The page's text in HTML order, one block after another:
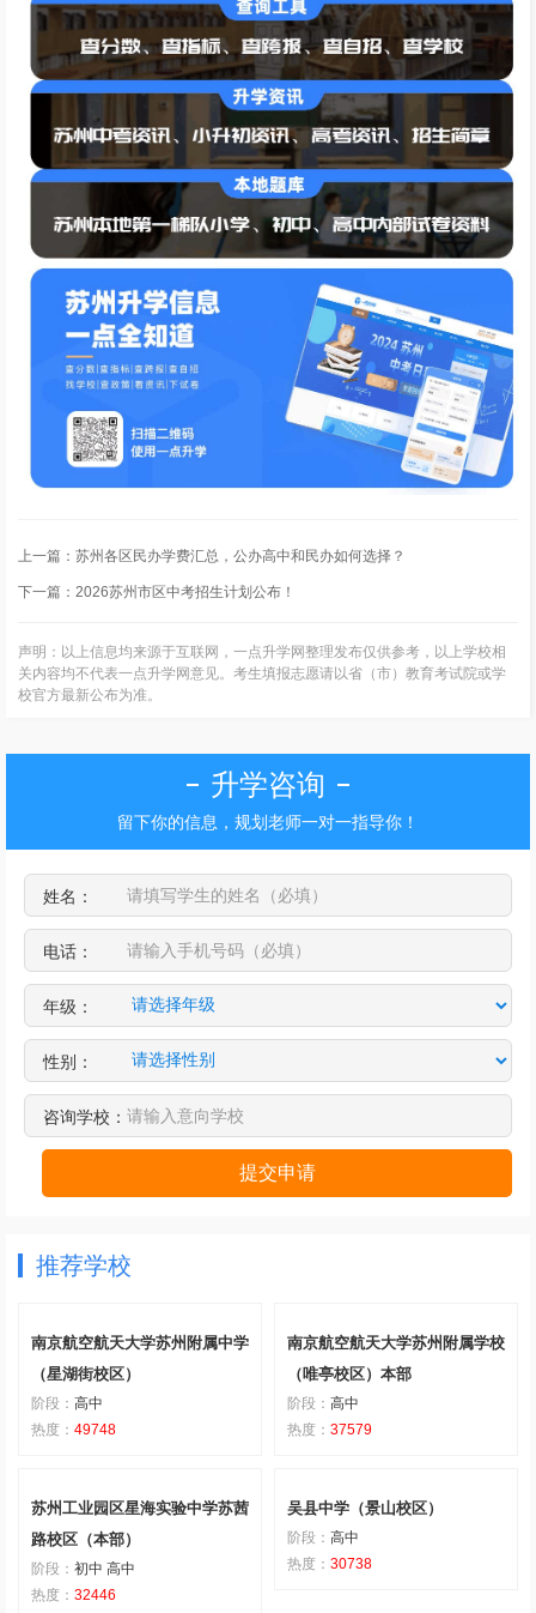
上一篇： 苏州各区民办学费汇总，公办高中和民办如何选择？
下一篇： 2026苏州市区中考招生计划公布！
声明：以上信息均来源于互联网，一点升学网整理发布仅供参考，以上学校相
关内容均不代表一点升学网意见。考生填报志愿请以省（市）教育考试院或学
校官方最新公布为准。
升学咨询
留下你的信息，规划老师一对一指导你！
姓名：
电话：
年级：
性别：
咨询学校：
提交申请
推荐学校
南京航空航天大学苏州附属中学
（星湖街校区）
阶段： 高中
热度： 49748
南京航空航天大学苏州附属学校
（唯亭校区）本部
阶段： 高中
热度： 37579
苏州工业园区星海实验中学苏茜
路校区（本部）
阶段： 初中 高中
热度： 32446
吴县中学（景山校区）
阶段： 高中
热度： 30738